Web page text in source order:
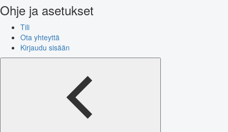
Ohje ja asetukset
Tili
Ota yhteyttä
Kirjaudu sisään